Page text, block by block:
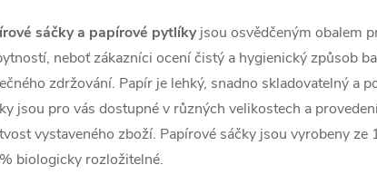
sáčky a papírové pytlíkyjsou osvědčeným obalem
neboť zákazníci ocení čistý a hygienický způsob
zdržování. Papír je lehký, snadno skladovatelný a
jsou pro vás dostupné v různých velikostech a
vystaveného zboží. Papírové sáčky jsou vyrobenyze
biologicky rozložitelné.